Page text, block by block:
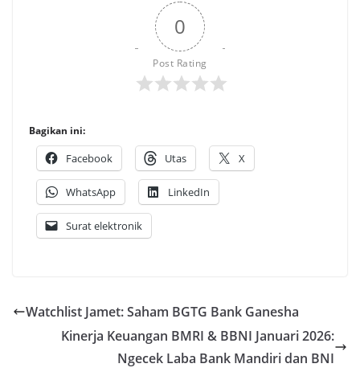
0
Post Rating
Bagikan ini:
Facebook Utas X
WhatsApp LinkedIn
Surat elektronik
Watchlist Jamet: Saham BGTG Bank Ganesha
Kinerja Keuangan BMRI & BBNI Januari 2026:
Ngecek Laba Bank Mandiri dan BNI